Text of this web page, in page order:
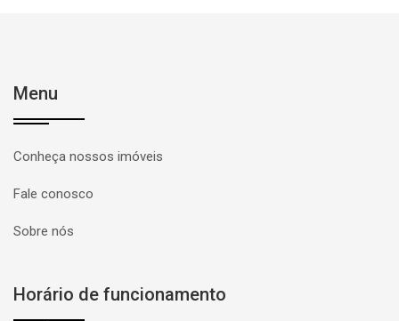
Menu
Conheça nossos imóveis
Fale conosco
Sobre nós
Horário de funcionamento